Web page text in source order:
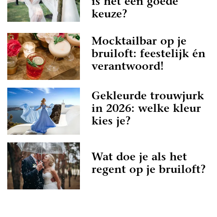
is het een goede
keuze?
Mocktailbar op je
bruiloft: feestelijk én
verantwoord!
Gekleurde trouwjurk
in 2026: welke kleur
kies je?
Wat doe je als het
regent op je bruiloft?